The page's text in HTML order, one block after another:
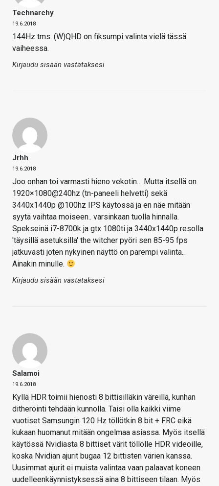
Technarchy
19.6.2018
144Hz tms. (W)QHD on fiksumpi valinta vielä tässä
vaiheessa.
Kirjaudu sisään vastataksesi
Jrhh
19.6.2018
Joo onhan toi varmasti hieno vekotin… Mutta itsellä on
1920×1080@240hz (tn-paneeli helvetti) sekä
3440x1440p @100hz IPS käytössä ja en näe mitään
syytä vaihtaa moiseen.. varsinkaan tuolla hinnalla.
Spekseinä i7-8700k ja gtx 1080ti ja 3440x1440p resolla
'täysillä asetuksilla' the witcher pyöri sen 85-95 fps
jatkuvasti joten nykyinen näyttö on parempi valinta..
Ainakin minulle.
Kirjaudu sisään vastataksesi
Salamoi
19.6.2018
Kyllä HDR toimii hienosti 8 bittisilläkin väreillä, kunhan
ditheröinti tehdään kunnolla. Taisi olla kaikki viime
vuotiset Samsungin 120 Hz töllötkin 8 bit + FRC eikä
kukaan huomanut mitään ongelmaa asiassa. Myös itsellä
käytössä Nvidiasta 8 bittiset värit töllölle HDR videoille,
koska Nvidian ajurit bugaa 12 bittisten värien kanssa.
Uusimmat ajurit ei muista valintaa vaan palaavat koneen
uudelleenkäynnistyksessä aina 8 bittiseen tilaan. Myös